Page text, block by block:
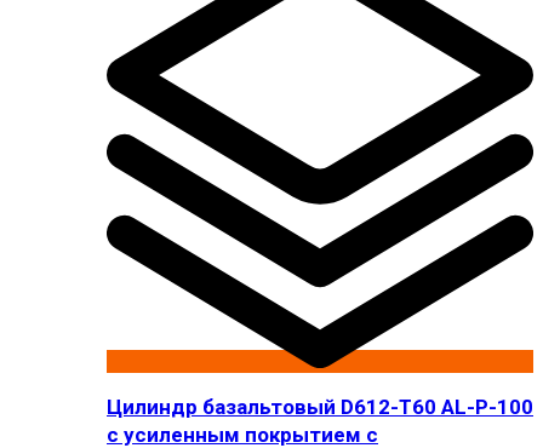
Цилиндр базальтовый D612-T60 AL-P-100
с усиленным покрытием с